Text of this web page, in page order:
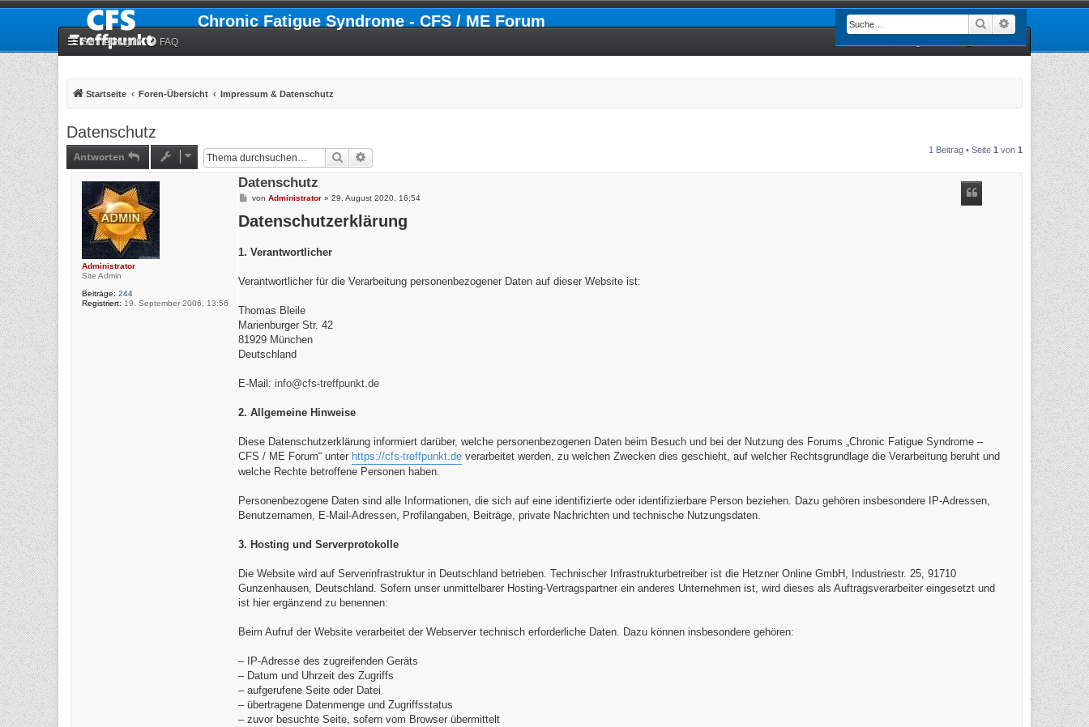
Chronic Fatigue Syndrome - CFS / ME Forum Suche
Schnellzugriff FAQ
Startseite Foren-Übersicht Impressum & Datenschutz
Datenschutz
Antworten Suche 1 Beitrag • Seite 1 von 1
Administrator
Site Admin
Beiträge: 244
Registriert: 19. September 2006, 13:56
Datenschutz
B
i
t
g
von Administrator» 29. August 2020, 16:54
Datenschutzerklärung
1. Verantwortlicher
Verantwortlicher für die Verarbeitung personenbezogener Daten auf dieser Website ist:
Thomas Bleile
Marienburger Str. 42
81929 München
Deutschland
E-Mail: info@cfs-treffpunkt.de
2. Allgemeine Hinweise
Diese Datenschutzerklärung informiert darüber, welche personenbezogenen Daten beim Besuch und bei der Nutzung des Forums „Chronic Fatigue Syndrome –
CFS / ME Forum“ unter https://cfs-treffpunkt.de verarbeitet werden, zu welchen Zwecken dies geschieht, auf welcher Rechtsgrundlage die Verarbeitung beruht und
welche Rechte betroffene Personen haben.
Personenbezogene Daten sind alle Informationen, die sich auf eine identifizierte oder identifizierbare Person beziehen. Dazu gehören insbesondere IP-Adressen,
Benutzernamen, E-Mail-Adressen, Profilangaben, Beiträge, private Nachrichten und technische Nutzungsdaten.
3. Hosting und Serverprotokolle
Die Website wird auf Serverinfrastruktur in Deutschland betrieben. Technischer Infrastrukturbetreiber ist die Hetzner Online GmbH, Industriestr. 25, 91710
Gunzenhausen, Deutschland. Sofern unser unmittelbarer Hosting-Vertragspartner ein anderes Unternehmen ist, wird dieses als Auftragsverarbeiter eingesetzt und
ist hier ergänzend zu benennen:
Beim Aufruf der Website verarbeitet der Webserver technisch erforderliche Daten. Dazu können insbesondere gehören:
– IP-Adresse des zugreifenden Geräts
– Datum und Uhrzeit des Zugriffs
– aufgerufene Seite oder Datei
– übertragene Datenmenge und Zugriffsstatus
– zuvor besuchte Seite, sofern vom Browser übermittelt